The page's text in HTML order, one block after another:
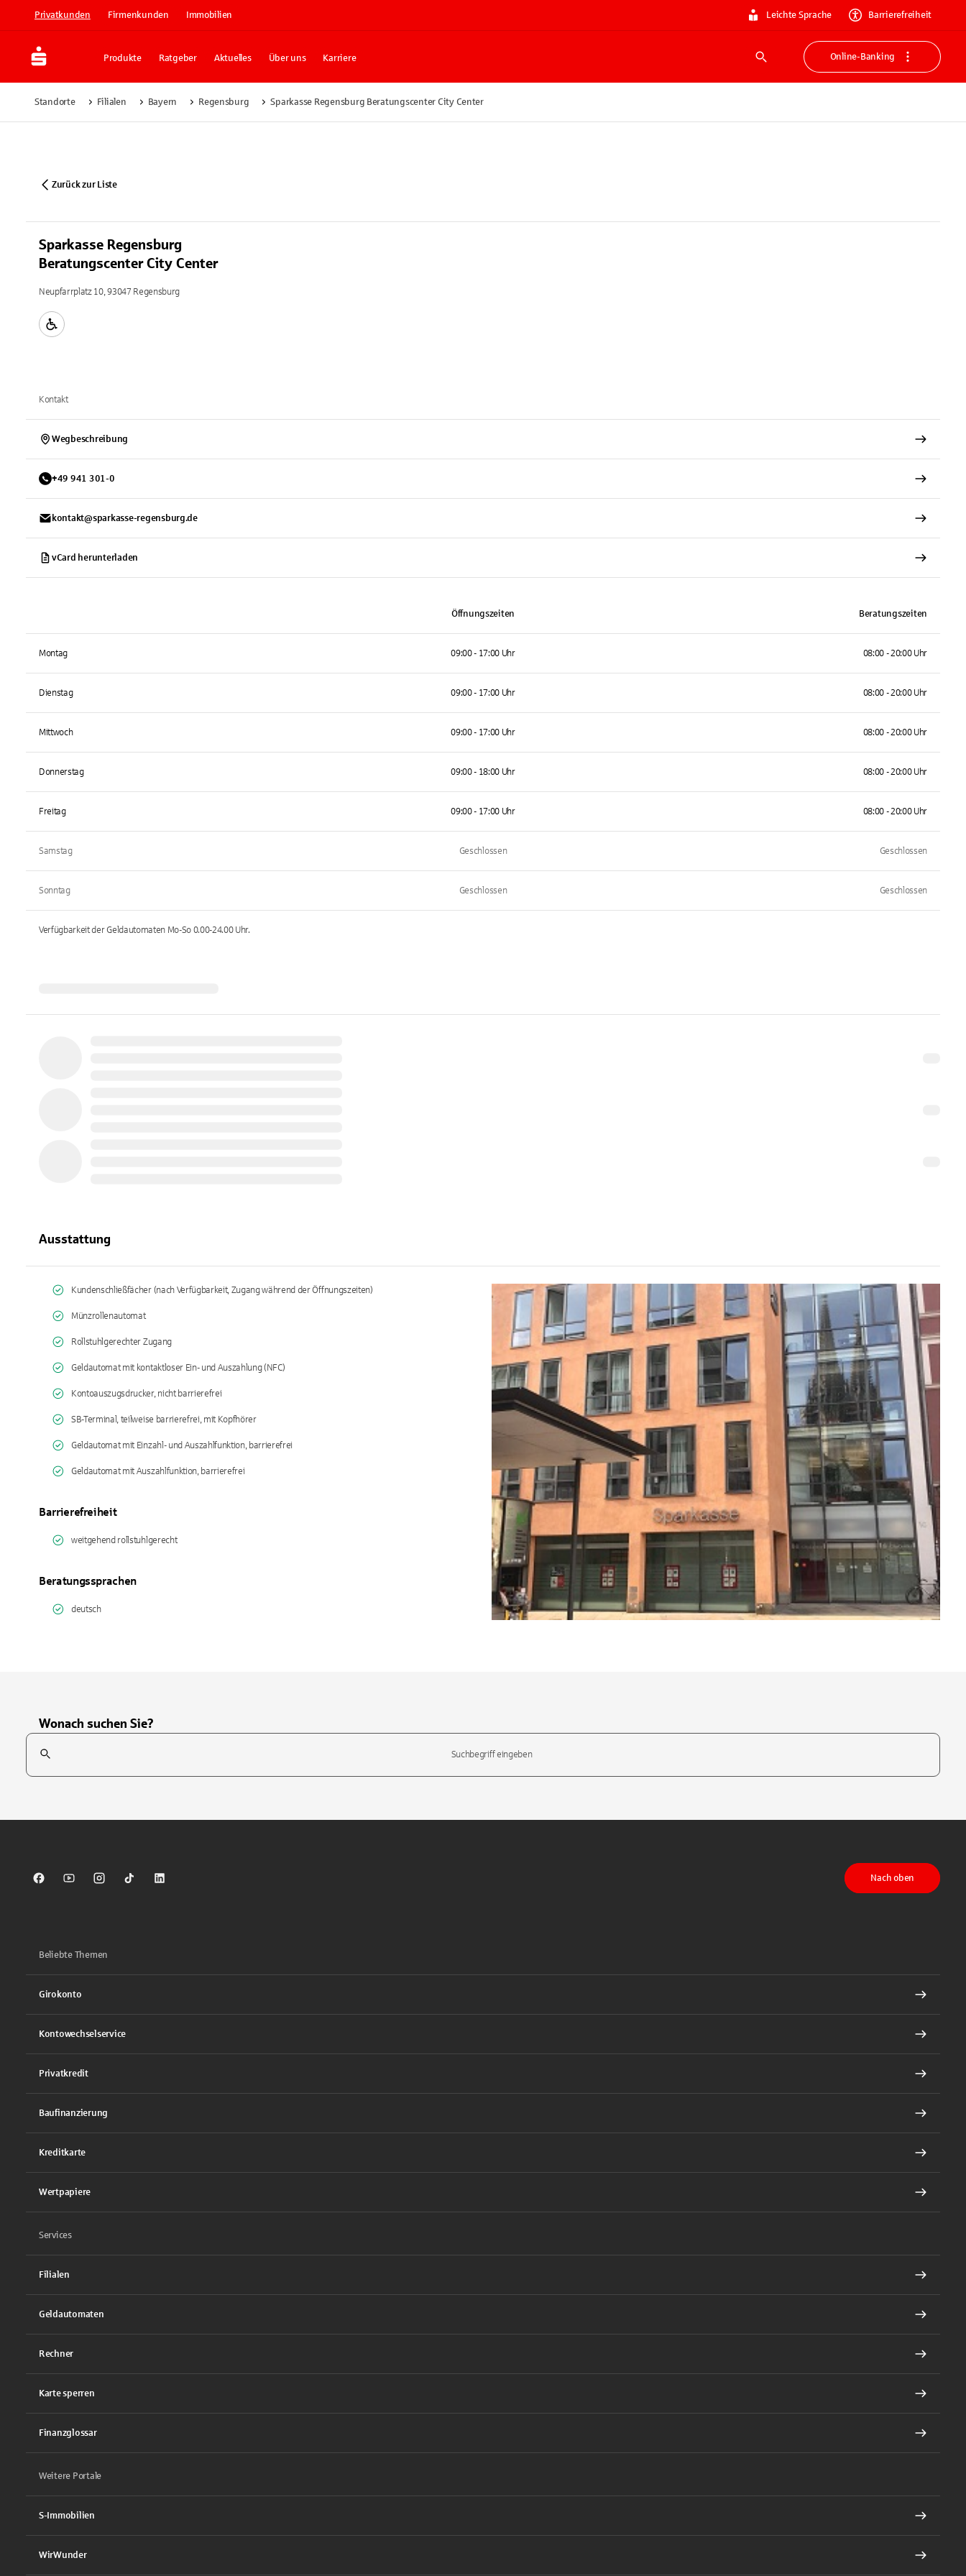
Privatkunden Firmenkunden Immobilien Leichte Sprache Barrierefreiheit
Produkte Ratgeber Aktuelles Über uns Karriere
Suche
Online-Banking
Standorte Filialen Bayern Regensburg Sparkasse Regensburg Beratungscenter City Center
Zurück zur Liste
Sparkasse Regensburg
Beratungscenter City Center
Neupfarrplatz 10, 93047 Regensburg
Kontakt
Wegbeschreibung
+49 941 301-0
kontakt@sparkasse-regensburg.de
vCard herunterladen
Öffnungszeiten Beratungszeiten
Montag 09:00 - 17:00 Uhr 08:00 - 20:00 Uhr
Dienstag 09:00 - 17:00 Uhr 08:00 - 20:00 Uhr
Mittwoch 09:00 - 17:00 Uhr 08:00 - 20:00 Uhr
Donnerstag 09:00 - 18:00 Uhr 08:00 - 20:00 Uhr
Freitag 09:00 - 17:00 Uhr 08:00 - 20:00 Uhr
Samstag Geschlossen Geschlossen
Sonntag Geschlossen Geschlossen
Verfügbarkeit der Geldautomaten Mo-So 0.00-24.00Uhr.
Ausstattung
Kundenschließfächer (nach Verfügbarkeit, Zugang während der Öffnungszeiten)
Münzrollenautomat
Rollstuhlgerechter Zugang
Geldautomat mit kontaktloser Ein- und Auszahlung (NFC)
Kontoauszugsdrucker, nicht barrierefrei
SB-Terminal, teilweise barrierefrei, mit Kopfhörer
Geldautomat mit Einzahl- und Auszahlfunktion, barrierefrei
Geldautomat mit Auszahlfunktion, barrierefrei
Barrierefreiheit
weitgehend rollstuhlgerecht
Beratungssprachen
deutsch
Wonach suchen Sie?
Suchfeld
Sparkasse auf Facebook
Sparkasse auf Youtube
Sparkasse auf Instagram
Sparkasse auf TikTok
Sparkasse auf LinkedIn
Nach oben
Beliebte Themen
Girokonto
Kontowechselservice
Privatkredit
Baufinanzierung
Kreditkarte
Wertpapiere
Services
Filialen
Geldautomaten
Rechner
Karte sperren
Finanzglossar
Weitere Portale
S-Immobilien
WirWunder